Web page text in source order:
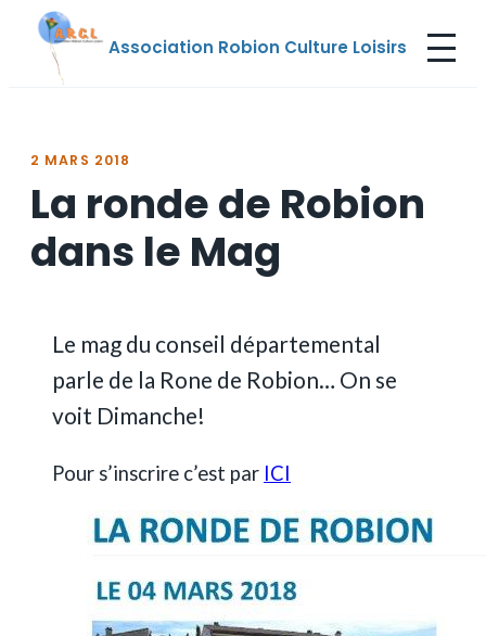
Aller
contenu
Association Robion Culture Loisirs
2 MARS 2018
La ronde de Robion
dans le Mag
Le mag du conseil départemental
parle de la Rone de Robion… On se
voit Dimanche!
Pour s’inscrire c’est par ICI